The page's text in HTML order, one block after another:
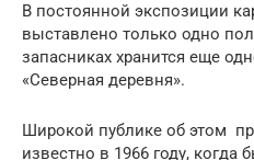
В постоянной экспозиции
выставлено только одно
запасниках хранится еще
«Северная деревня».
Широкой публике об этом
известно в 1966 году,